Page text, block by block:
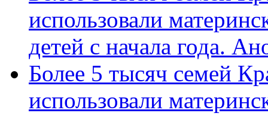
использовали
детей с начала года.
Более 5 тысяч семей
использовали